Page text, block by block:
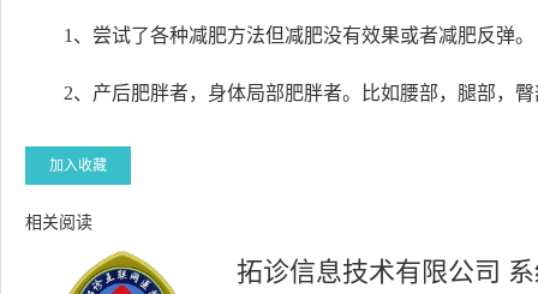
1、尝试了各种减肥方法但减肥没有效果或者减肥反弹。
2、产后肥胖者，身体局部肥胖者。比如腰部，腿部，
加入收藏
相关阅读
拓诊信息技术有限公司